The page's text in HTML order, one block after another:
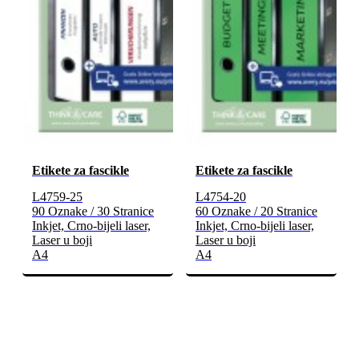
Etikete za fascikle
L4759-25
90 Oznake / 30 Stranice
Inkjet, Crno-bijeli laser,
Laser u boji
A4
Etikete za fascikle
L4754-20
60 Oznake / 20 Stranice
Inkjet, Crno-bijeli laser,
Laser u boji
A4